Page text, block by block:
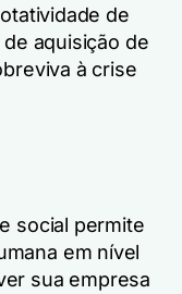
de
aquisição de
à crise
social permite
em nível
sua empresa